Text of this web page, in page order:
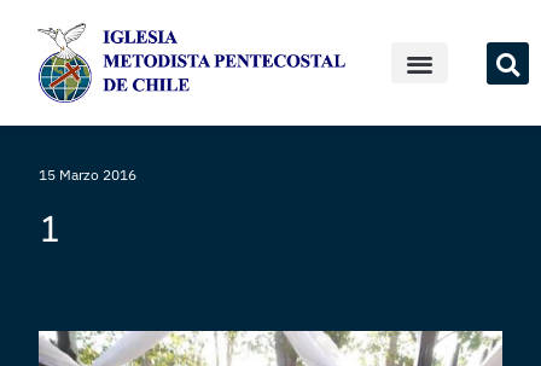
15 Marzo 2016
1